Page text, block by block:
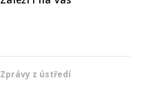
Zprávy z ústředí